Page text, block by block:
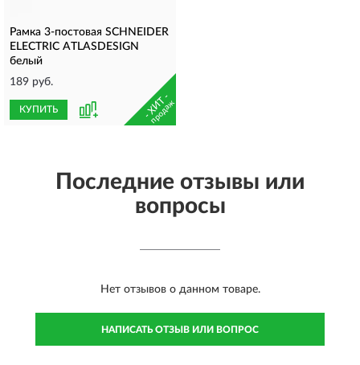
Рамка 3-постовая SCHNEIDER
ELECTRIC ATLASDESIGN
белый
189 руб.
КУПИТЬ - ХИТ -
продаж
Последние отзывы или
вопросы
Нет отзывов о данном товаре.
НАПИСАТЬ ОТЗЫВ ИЛИ ВОПРОС